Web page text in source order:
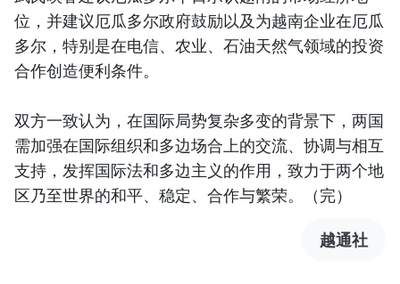
位，并建议厄瓜多尔政府鼓励以及为越南企业在厄瓜
多尔，特别是在电信、农业、石油天然气领域的投资
合作创造便利条件。
双方一致认为，在国际局势复杂多变的背景下，两国
需加强在国际组织和多边场合上的交流、协调与相互
支持，发挥国际法和多边主义的作用，致力于两个地
区乃至世界的和平、稳定、合作与繁荣。（完）
越通社